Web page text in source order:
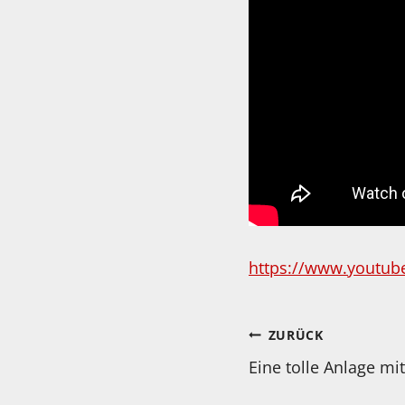
https://
ZURÜCK
Eine tolle Anlage